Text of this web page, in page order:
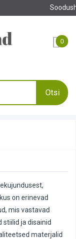
Tehke
0
Otsi
on erinevad
mis vastavad
stiilid ja disainid
materjalid